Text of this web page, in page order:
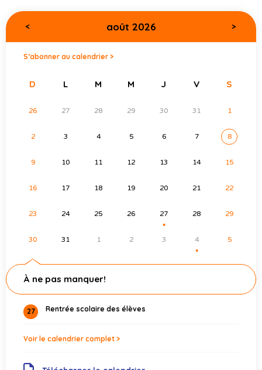
< août 2026 >
S’abonner au calendrier >
D L M M J V S
26 27 28 29 30 31 1
2 3 4 5 6 7 8
9 10 11 12 13 14 15
16 17 18 19 20 21 22
23 24 25 26 27
●
28 29
30 31 1 2 3 4
●
5
À ne pas manquer!
27 Rentrée scolaire des élèves
Voir le calendrier complet >